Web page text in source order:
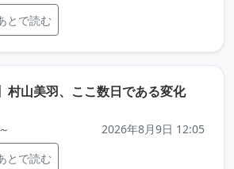
とで読む
村山美羽、ここ数日である変化
2026年8月9日 12:05
とで読む